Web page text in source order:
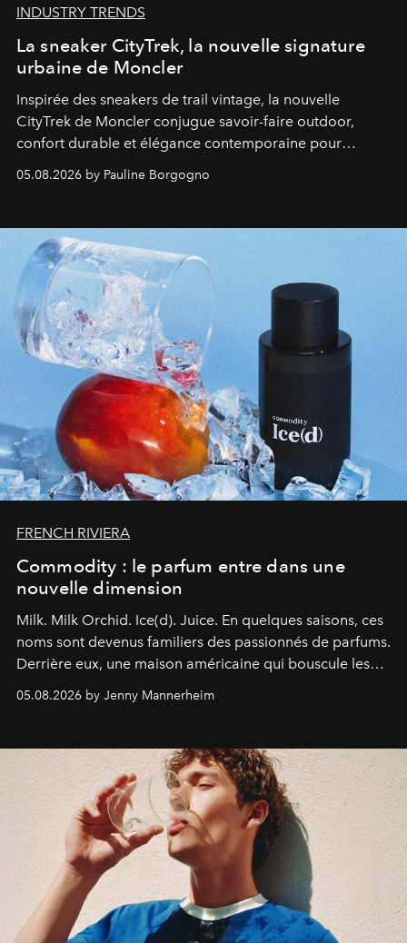
INDUSTRY TRENDS
La sneaker CityTrek, la nouvelle signature
urbaine de Moncler
Inspirée des sneakers de trail vintage, la nouvelle
CityTrek de Moncler conjugue savoir-faire outdoor,
confort durable et élégance contemporaine pour
accompagner les explorations du quotidien.
05.08.2026 by Pauline Borgogno
FRENCH RIVIERA
Commodity : le parfum entre dans une
nouvelle dimension
Milk. Milk Orchid. Ice(d). Juice. En quelques saisons, ces
noms sont devenus familiers des passionnés de parfums.
Derrière eux, une maison américaine qui bouscule les
codes de la parfumerie contemporaine en proposant
une approche aussi intuitive que personnelle :
05.08.2026 by Jenny Mannerheim